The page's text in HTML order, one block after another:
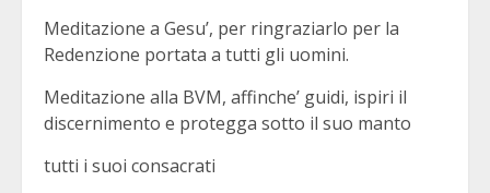
Meditazione a Gesu’, per ringraziarlo per la
Redenzione portata a tutti gli uomini.
Meditazione alla BVM, affinche’ guidi, ispiri il
discernimento e protegga sotto il suo manto
tutti i suoi consacrati